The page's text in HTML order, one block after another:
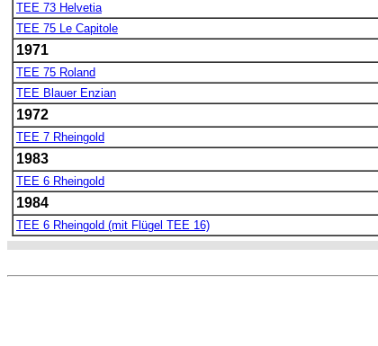
TEE 73 Helvetia
TEE 75 Le Capitole
1971
TEE 75 Roland
TEE Blauer Enzian
1972
TEE 7 Rheingold
1983
TEE 6 Rheingold
1984
TEE 6 Rheingold (mit Flügel TEE 16)